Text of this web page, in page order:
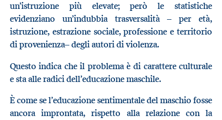
un’istruzione più elevate; però le statistiche
evidenziano un’indubbia trasversalità – per età,
istruzione, estrazione sociale, professione e territorio
di provenienza– degli autori di violenza.
Questo indica che il problema è di carattere culturale
e sta alle radici dell’educazione maschile.
È come se l’educazione sentimentale del maschio fosse
ancora improntata, rispetto alla relazione con la